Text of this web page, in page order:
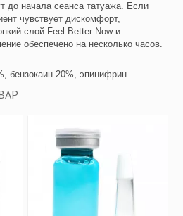
до начала сеанса татуажа. Если
чувствует дискомфорт,
слой Feel Better Now и
обеспечено на несколько часов.
бензокаин 20%, эпинифрин